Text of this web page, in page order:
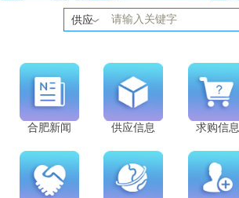
供应
合肥新闻 供应信息 求购信息